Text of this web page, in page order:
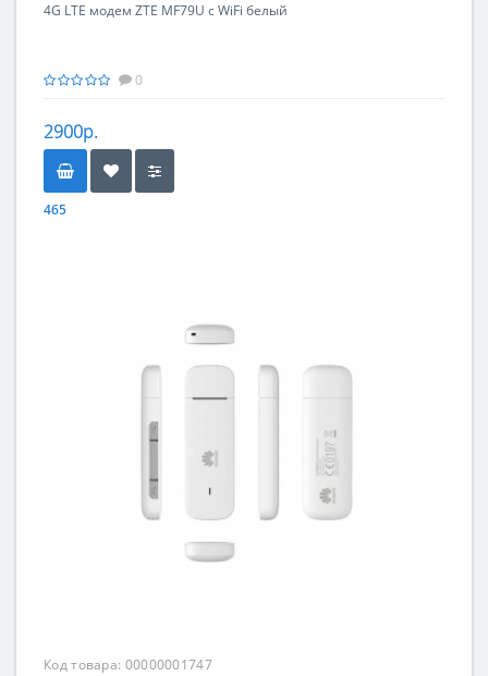
4G LTE модем ZTE MF79U с WiFi белый
0
2900р.
465
Код товара: 00000001747